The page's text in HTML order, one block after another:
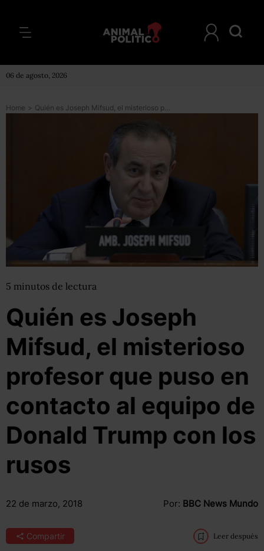
06 de agosto, 2026
Home > Quién es Joseph Mifsud, el misterioso profesor que puso en contacto al equipo de Donald Trump con los rusos
5 minutos de lectura
Quién es Joseph
Mifsud, el misterioso
profesor que puso en
contacto al equipo de
Donald Trump con los
rusos
22 de marzo, 2018 Por: BBC News Mundo
Compartir Leer después